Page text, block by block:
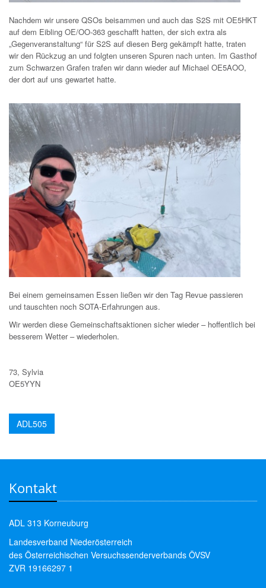
Nachdem wir unsere QSOs beisammen und auch das S2S mit OE5HKT
auf dem Eibling OE/OO-363 geschafft hatten, der sich extra als
„Gegenveranstaltung“ für S2S auf diesen Berg gekämpft hatte, traten
wir den Rückzug an und folgten unseren Spuren nach unten. Im Gasthof
zum Schwarzen Grafen trafen wir dann wieder auf Michael OE5AOO,
der dort auf uns gewartet hatte.
Bei einem gemeinsamen Essen ließen wir den Tag Revue passieren
und tauschten noch SOTA-Erfahrungen aus.
Wir werden diese Gemeinschaftsaktionen sicher wieder – hoffentlich bei
besserem Wetter – wiederholen.
73, Sylvia
OE5YYN
ADL505
Kontakt
ADL 313 Korneuburg
Landesverband Niederösterreich
des Österreichischen Versuchssenderverbands ÖVSV
ZVR 19166297 1